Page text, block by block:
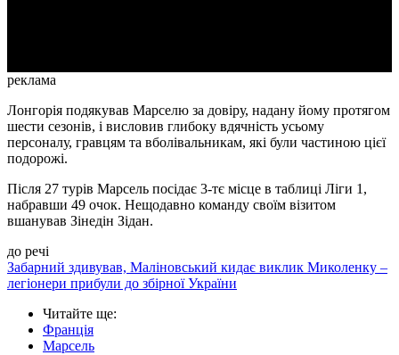
реклама
Лонгорія подякував Марселю за довіру, надану йому протягом
шести сезонів, і висловив глибоку вдячність усьому
персоналу, гравцям та вболівальникам, які були частиною цієї
подорожі.
Після 27 турів Марсель посідає 3-тє місце в таблиці Ліги 1,
набравши 49 очок. Нещодавно команду своїм візитом
вшанував Зінедін Зідан.
до речі
Забарний здивував, Маліновський кидає виклик Миколенку –
легіонери прибули до збірної України
Читайте ще:
Франція
Марсель